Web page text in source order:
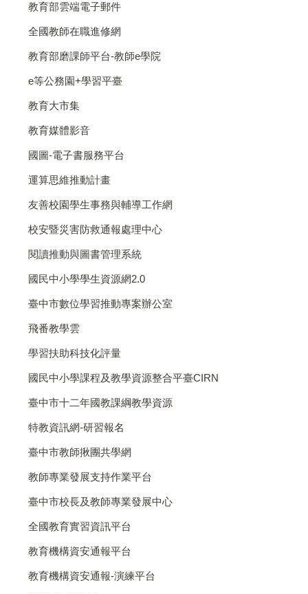
教育部雲端電子郵件
全國教師在職進修網
教育部磨課師平台-教師e學院
e等公務園+學習平臺
教育大市集
教育媒體影音
國圖-電子書服務平台
運算思維推動計畫
友善校園學生事務與輔導工作網
校安暨災害防救通報處理中心
閱讀推動與圖書管理系統
國民中小學學生資源網2.0
臺中市數位學習推動專案辦公室
飛番教學雲
學習扶助科技化評量
國民中小學課程及教學資源整合平臺CIRN
臺中市十二年國教課綱教學資源
特教資訊網-研習報名
臺中市教師揪團共學網
教師專業發展支持作業平台
臺中市校長及教師專業發展中心
全國教育實習資訊平台
教育機構資安通報平台
教育機構資安通報-演練平台